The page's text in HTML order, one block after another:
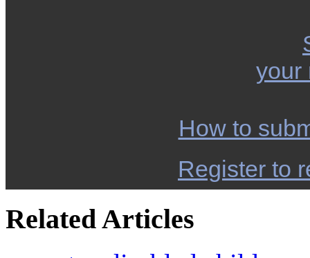
your
How to
Register to
Related Articles